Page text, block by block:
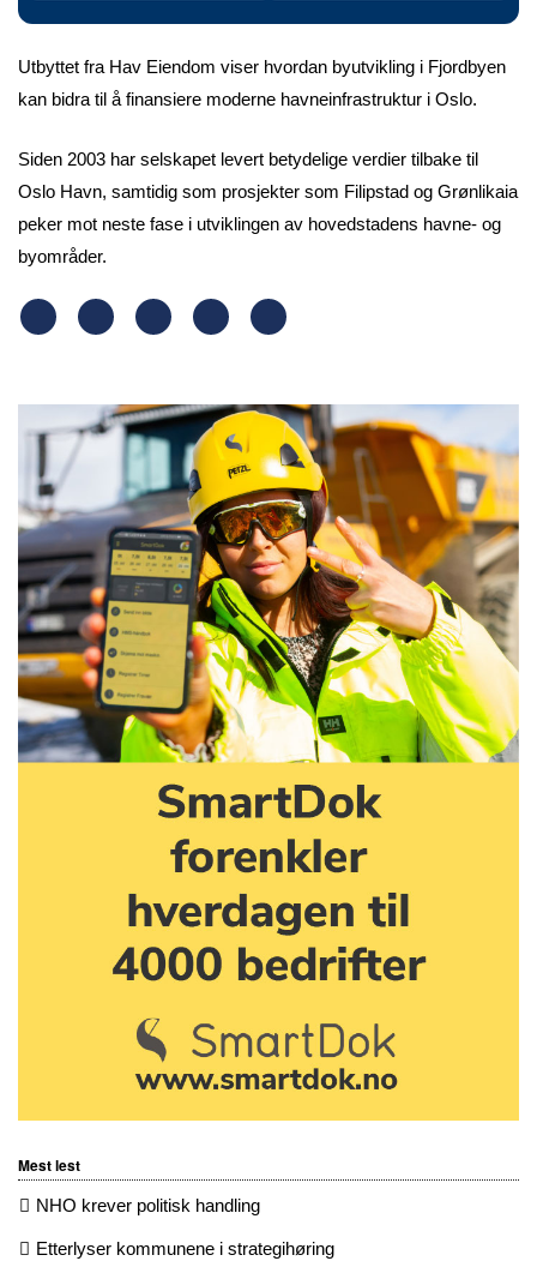
Utbyttet fra Hav Eiendom viser hvordan byutvikling i Fjordbyen
kan bidra til å finansiere moderne havneinfrastruktur i Oslo.
Siden 2003 har selskapet levert betydelige verdier tilbake til
Oslo Havn, samtidig som prosjekter som Filipstad og Grønlikaia
peker mot neste fase i utviklingen av hovedstadens havne- og
byområder.
Mest lest
NHO krever politisk handling
Etterlyser kommunene i strategihøring